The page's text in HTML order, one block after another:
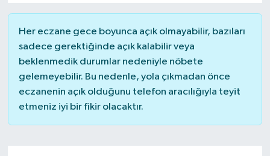
Her eczane gece boyunca açık olmayabilir, bazıları
sadece gerektiğinde açık kalabilir veya
beklenmedik durumlar nedeniyle nöbete
gelemeyebilir. Bu nedenle, yola çıkmadan önce
eczanenin açık olduğunu telefon aracılığıyla teyit
etmeniz iyi bir fikir olacaktır.